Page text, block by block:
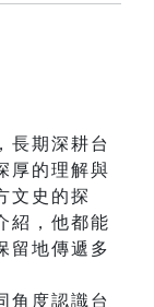
長期深耕台
厚的理解與
文史的探
紹，他都能
留地傳遞多
角度認識台